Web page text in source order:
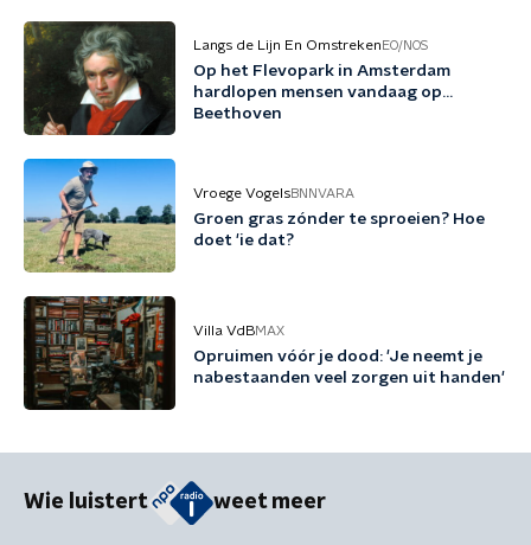
Langs de Lijn En Omstreken EO/NOS
Op het Flevopark in Amsterdam
hardlopen mensen vandaag op…
Beethoven
Vroege VogelsBNNVARA
Groen gras zónder te sproeien? Hoe
doet 'ie dat?
Villa VdBMAX
Opruimen vóór je dood: 'Je neemt je
nabestaanden veel zorgen uit handen'
Wie luistert weet meer